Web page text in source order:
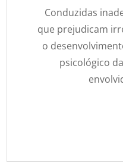
Conduzidas
que prejudicam
o
psicológico